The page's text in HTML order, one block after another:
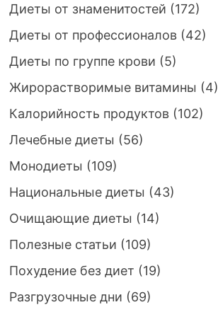
Диеты от знаменитостей (172)
Диеты от профессионалов(42)
Диеты по группе крови (5)
Жирорастворимые витамины (4)
Калорийность продуктов(102)
Лечебные диеты (56)
Монодиеты (109)
Национальные диеты (43)
Очищающие диеты (14)
Полезные статьи (109)
Похудение без диет (19)
Разгрузочные дни (69)